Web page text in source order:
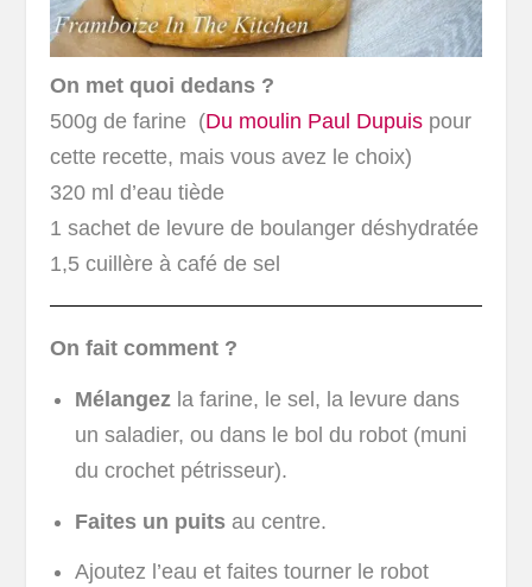
On met quoi dedans ?
500g de farine (Du moulin Paul Dupuis pour
cette recette, mais vous avez le choix)
320 ml d’eau tiède
1 sachet de levure de boulanger déshydratée
1,5 cuillère à café de sel
On fait comment ?
Mélangezla farine, le sel, la levure dans
un saladier, ou dans le bol du robot (muni
du crochet pétrisseur).
Faites un puitsau centre.
Ajoutez l’eau et faites tourner le robot